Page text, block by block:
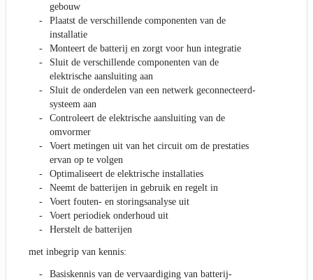
gebouw
Plaatst de verschillende componenten van de
installatie
Monteert de batterij en zorgt voor hun integratie
Sluit de verschillende componenten van de
elektrische aansluiting aan
Sluit de onderdelen van een netwerk geconnecteerd-
systeem aan
Controleert de elektrische aansluiting van de
omvormer
Voert metingen uit van het circuit om de prestaties
ervan op te volgen
Optimaliseert de elektrische installaties
Neemt de batterijen in gebruik en regelt in
Voert fouten- en storingsanalyse uit
Voert periodiek onderhoud uit
Herstelt de batterijen
met inbegrip van kennis:
Basiskennis van de vervaardiging van batterij-